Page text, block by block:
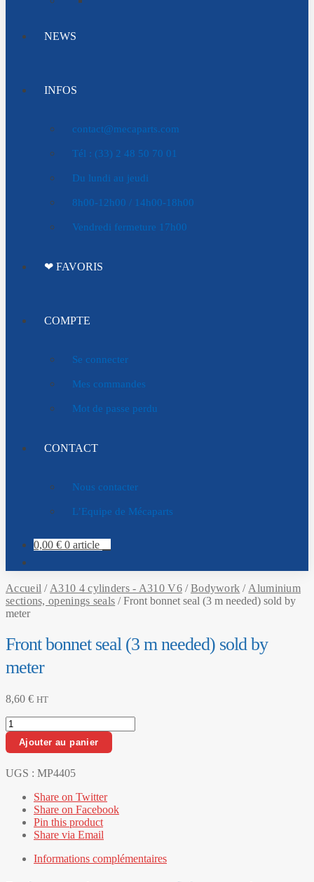
NEWS
INFOS
contact@mecaparts.com
Tél : (33) 2 48 50 70 01
Du lundi au jeudi
8h00-12h00 / 14h00-18h00
Vendredi fermeture 17h00
❤ FAVORIS
COMPTE
Se connecter
Mes commandes
Mot de passe perdu
CONTACT
Nous contacter
L’Equipe de Mécaparts
0,00 € 0 article
Accueil / A310 4 cylinders - A310 V6/Bodywork / Aluminium
sections, openings seals /Front bonnet seal (3 m needed) sold by
meter
Front bonnet seal (3 m needed) sold by
meter
8,60 € HT
quantité
de
Front
seal
needed)
sold
Ajouter au panier
UGS : MP4405
Share on Twitter
Share on Facebook
Pin this product
Share via Email
Informations complémentaires